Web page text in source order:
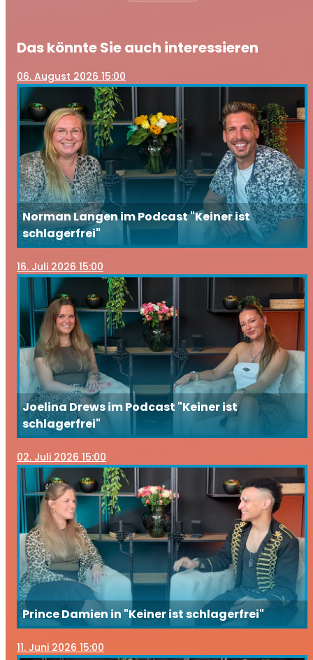
Das könnte Sie auch interessieren
06. August 2026 15:00
Norman Langen im Podcast "Keiner ist
schlagerfrei"
16. Juli 2026 15:00
Joelina Drews im Podcast "Keiner ist
schlagerfrei"
02. Juli 2026 15:00
Prince Damien in "Keiner ist schlagerfrei"
11. Juni 2026 15:00